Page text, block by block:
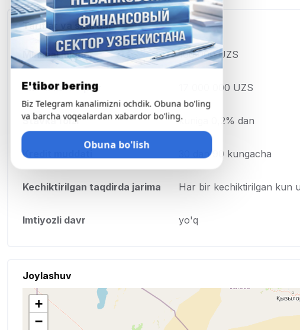
Tariflar va shartlar
Minimal miqdor 100 000 UZS
Maksimal miqdor 17 000 000 UZS
Stavka foizi kuniga 0,2% dan
Kredit muddati 30 dan 90 kungacha
Kechiktirilgan taqdirda jarima Har bir kechiktirilgan kun
Imtiyozli davr yo'q
Joylashuv
+
−
E'tibor bering
Biz Telegram kanalimizni ochdik. Obuna bo'ling
va barcha voqealardan xabardor bo'ling.
Obuna bo'lish